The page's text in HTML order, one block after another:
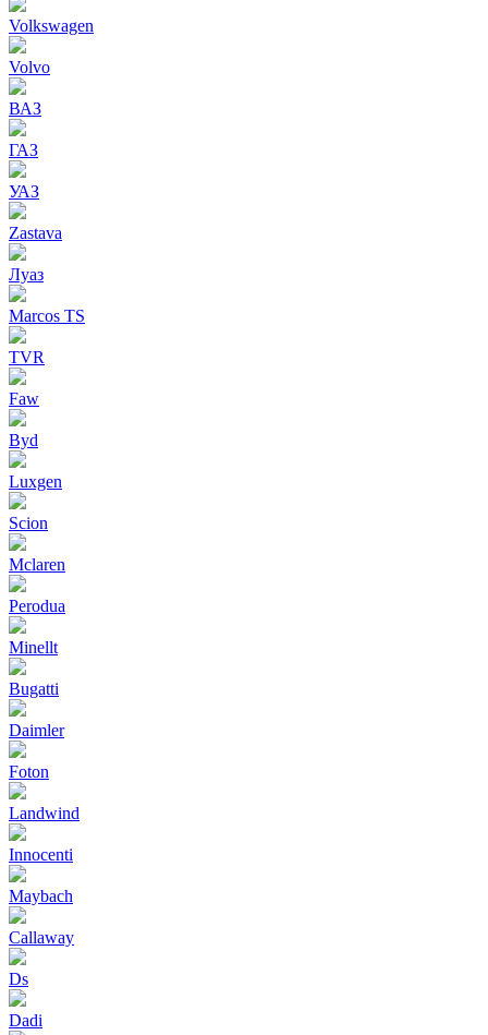
Volkswagen
Volvo
ВАЗ
ГАЗ
УАЗ
Zastava
Луаз
Marcos TS
TVR
Faw
Byd
Luxgen
Scion
Mclaren
Perodua
Minellt
Bugatti
Daimler
Foton
Landwind
Innocenti
Maybach
Callaway
Ds
Dadi